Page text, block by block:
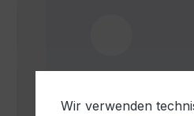
Wir verwenden